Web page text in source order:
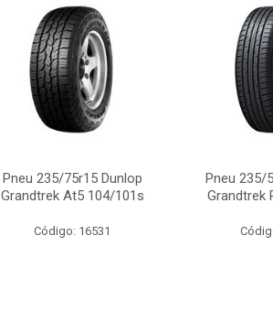
Pneu 235/75r15 Dunlop
Grandtrek At5 104/101s
Código: 16531
Pneu 235/
Grandtrek